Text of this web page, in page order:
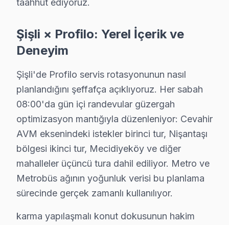
Neden: Profilo, bazı modellerinde kullanılan
Etkilenen modeller : Profilo PHD 49DTV
2.Anakart Arızası
Teknik adı
: Ana kontrol kartı arızası
Fiziksel belirtisi
: televizyonunuz’nin
Neden
: Düşük kalite bileşenler ve ısıl
Fiyat aralığı (2025)
: ₺1,200 - ₺2,000
Etkilenen modeller
: Profilo PHD 55DTV
3. Güç Kartı Problemleri
Teknik adı: Güç kaynağı arızası
Fiziksel belirtisi: ekran’nin açılırken kapanması
Neden: Yanlış voltaj beslemesi ya da tasarım
Etkilenen modeller: Profilo PHD 43DTV
taahhüt ediyoruz.
Şişli × Profilo: Yerel İçerik ve
Deneyim
Şişli'de Profilo servis rotasyonunun nasıl
planlandığını şeffafça açıklıyoruz. Her sabah
08:00'da gün içi randevular güzergah
optimizasyon mantığıyla düzenleniyor: Cevahir
AVM eksenindeki istekler birinci tur, Nişantaşı
bölgesi ikinci tur, Mecidiyeköy ve diğer
mahalleler üçüncü tura dahil ediliyor. Metro ve
Metrobüs ağının yoğunluk verisi bu planlama
sürecinde gerçek zamanlı kullanılıyor.
karma yapılaşmalı konut dokusunun hakim